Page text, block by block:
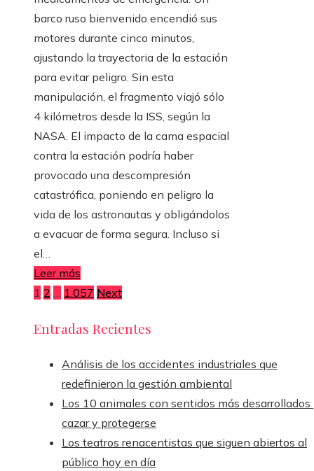
barco ruso bienvenido encendió sus
motores durante cinco minutos,
ajustando la trayectoria de la estación
para evitar peligro. Sin esta
manipulación, el fragmento viajó sólo
4 kilómetros desde la ISS, según la
NASA. El impacto de la cama espacial
contra la estación podría haber
provocado una descompresión
catastrófica, poniendo en peligro la
vida de los astronautas y obligándolos
a evacuar de forma segura. Incluso si
el…
Leer más
Paginación
de
entradas
1 2 1.057 Next
Entradas Recientes
Análisis de los accidentes industriales que
redefinieron la gestión ambiental
Los 10 animales con sentidos más desarrollados
cazar y protegerse
Los teatros renacentistas que siguen abiertos al
público hoy en día